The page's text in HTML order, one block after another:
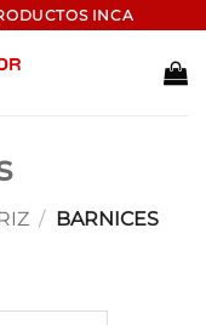
INCA
/ BARNICES